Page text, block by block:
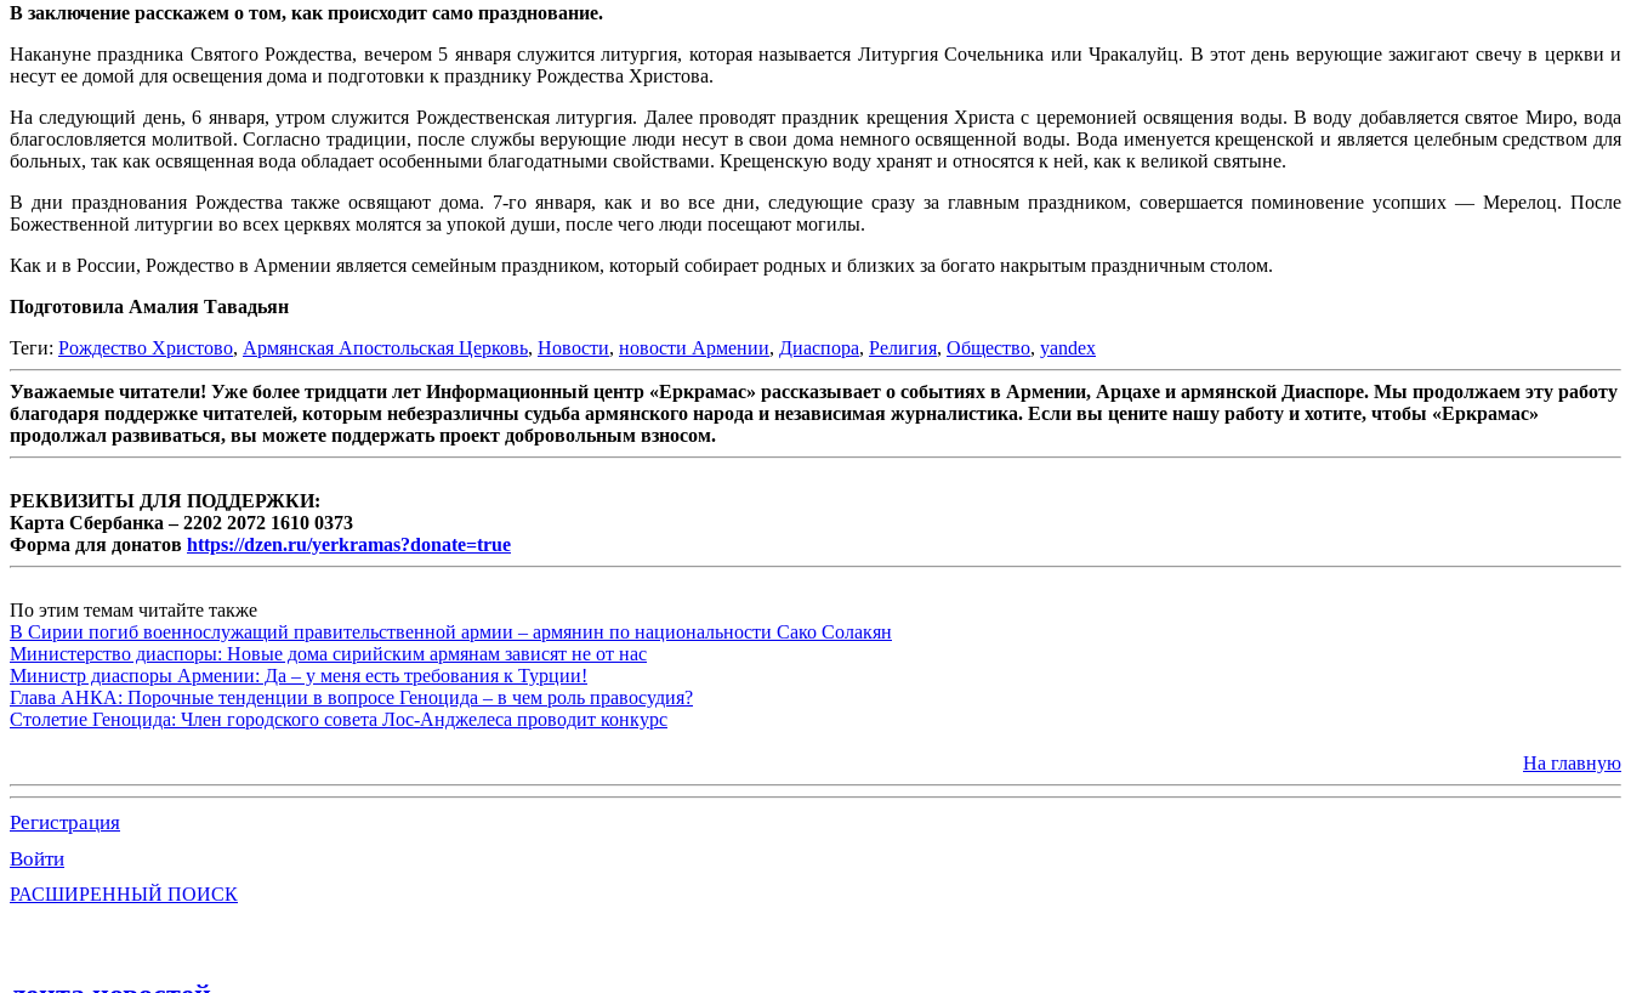
В заключение расскажем о том, как происходит само празднование.
Накануне праздника Святого Рождества, вечером 5 января служится литургия, которая называется Литургия Сочельника или Чракалуйц. В этот день верующие зажигают свечу в церкви и
несут ее домой для освещения дома и подготовки к празднику Рождества Христова.
На следующий день, 6 января, утром служится Рождественская литургия. Далее проводят праздник крещения Христа с церемонией освящения воды. В воду добавляется святое Миро, вода
благословляется молитвой. Согласно традиции, после службы верующие люди несут в свои дома немного освященной воды. Вода именуется крещенской и является целебным средством для
больных, так как освященная вода обладает особенными благодатными свойствами. Крещенскую воду хранят и относятся к ней, как к великой святыне.
В дни празднования Рождества также освящают дома. 7-го января, как и во все дни, следующие сразу за главным праздником, совершается поминовение усопших — Мерелоц. После
Божественной литургии во всех церквях молятся за упокой души, после чего люди посещают могилы.
Как и в России, Рождество в Армении является семейным праздником, который собирает родных и близких за богато накрытым праздничным столом.
Подготовила Амалия Тавадьян
Теги: Рождество Христово, Армянская Апостольская Церковь, Новости, новости Армении, Диаспора, Религия, Общество, yandex
Уважаемые читатели! Уже более тридцати лет Информационный центр «Еркрамас» рассказывает о событиях в Армении, Арцахе и армянской Диаспоре. Мы продолжаем эту работу
благодаря поддержке читателей, которым небезразличны судьба армянского народа и независимая журналистика. Если вы цените нашу работу и хотите, чтобы «Еркрамас»
продолжал развиваться, вы можете поддержать проект добровольным взносом.
РЕКВИЗИТЫ ДЛЯ ПОДДЕРЖКИ:
Карта Сбербанка – 2202 2072 1610 0373
Форма для донатов https://dzen.ru/yerkramas?donate=true
По этим темам читайте также
В Сирии погиб военнослужащий правительственной армии – армянин по национальности Сако Солакян
Министерство диаспоры: Новые дома сирийским армянам зависят не от нас
Министр диаспоры Армении: Да – у меня есть требования к Турции!
Глава АНКА: Порочные тенденции в вопросе Геноцида – в чем роль правосудия?
Столетие Геноцида: Член городского совета Лос-Анджелеса проводит конкурс
На главную
Регистрация
Войти
РАСШИРЕННЫЙ ПОИСК